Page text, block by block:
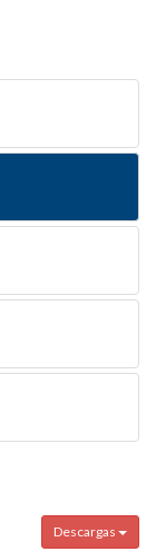
Descargas